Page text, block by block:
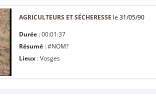
AGRICULTEURS ET SÉCHERESSE le 31/05/90
Durée : 00:01:37
Résumé : #NOM?
Lieux : Vosges